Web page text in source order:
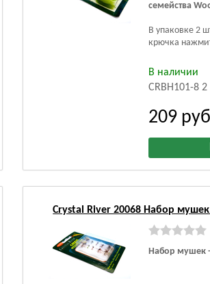
семейства
В упаковке 2
крючка
В наличии
CRBH101-8
209
Crystal River 20068 Набор
Набор мушек